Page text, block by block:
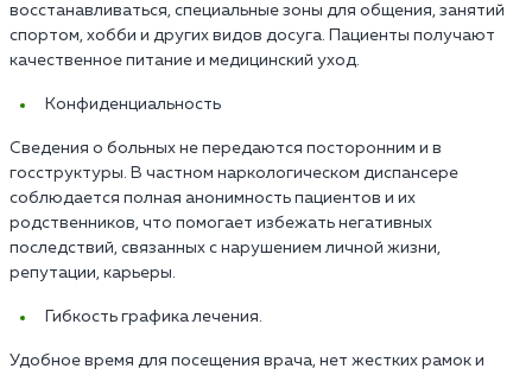
восстанавливаться, специальные зоны для общения, занятий
спортом, хобби и других видов досуга. Пациенты получают
качественное питание и медицинский уход.
Конфиденциальность
Сведения о больных не передаются посторонним и в
госструктуры. В частном наркологическом диспансере
соблюдается полная анонимность пациентов и их
родственников, что помогает избежать негативных
последствий, связанных с нарушением личной жизни,
репутации, карьеры.
Гибкость графика лечения.
Удобное время для посещения врача, нет жестких рамок и